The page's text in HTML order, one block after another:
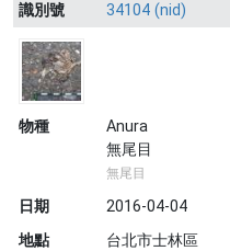
識別號
34104 (nid)
物種
Anura
無尾目
無尾目
日期
2016-04-04
地點
台北市士林區